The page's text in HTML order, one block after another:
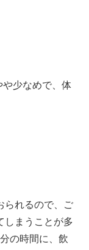
や少なめで、体
られるので、ご
しまうことが多
の時間に、飲